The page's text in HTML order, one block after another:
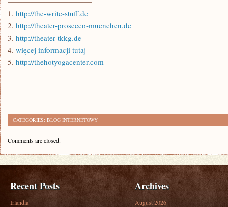
1. http://the-write-stuff.de
2. http://theater-prosecco-muenchen.de
3. http://theater-tkkg.de
4. więcej informacji tutaj
5. http://thehotyogacenter.com
CATEGORIES: BLOG INTERNETOWY
Comments are closed.
Recent Posts
Irlandia
Archives
August 2026